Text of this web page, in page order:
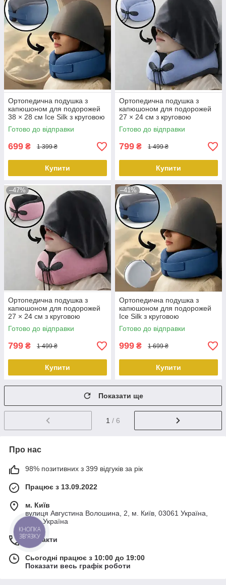
Ортопедична подушка з
капюшоном для подорожей
38 × 28 см Ice Silk з круговою
підтримкою шиї синього
кольору KT7007511
Готово до відправки
699 ₴ 1 399 ₴
Купити
Ортопедична подушка з
капюшоном для подорожей
27 × 24 см з круговою
підтримкою шиї синього
кольору KT7007503
Готово до відправки
799 ₴ 1 499 ₴
Купити
–47%
Ортопедична подушка з
капюшоном для подорожей
27 × 24 см з круговою
підтримкою шиї рожевого
кольору KT7007502
Готово до відправки
799 ₴ 1 499 ₴
Купити
–41%
Ортопедична подушка з
капюшоном для подорожей
Ice Silk з круговою
підтримкою шиї, + круглий
кейс, синій KT7007538
Готово до відправки
999 ₴ 1 699 ₴
Купити
Показати ще
1 / 6
Про нас
98% позитивних з 399 відгуків за рік
Працює з 13.09.2022
м. Київ
вулиця Августина Волошина, 2, м. Київ, 03061 Україна,
Київ, Україна
Контакти
Сьогодні працює з 10:00 до 19:00
Показати весь графік роботи
КНОПКА
ЗВ'ЯЗКУ